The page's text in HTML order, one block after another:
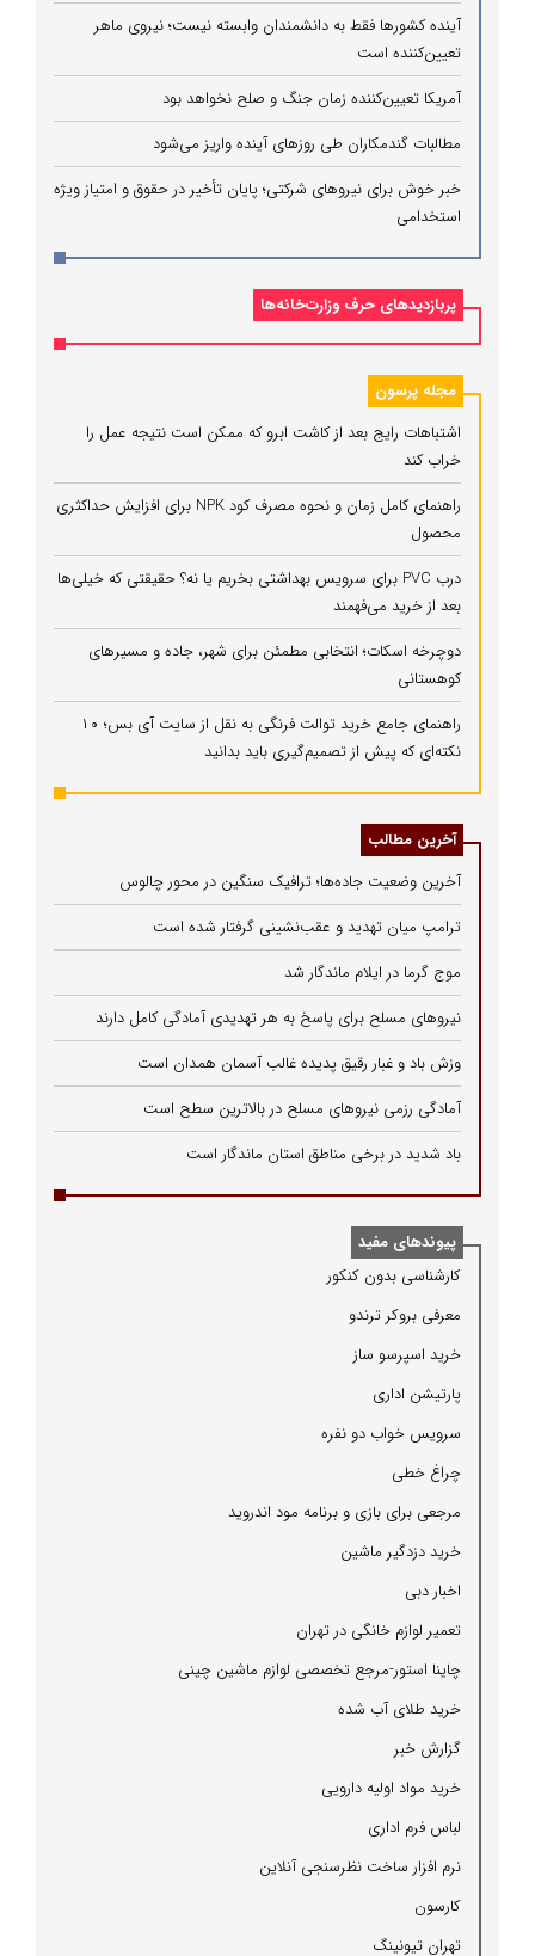
آینده کشورها فقط به دانشمندان وابسته نیست؛ نیروی ماهر
تعیین‌کننده است
آمریکا تعیین‌کننده زمان جنگ و صلح نخواهد بود
مطالبات گندمکاران طی روزهای آینده واریز می‌شود
خبر خوش برای نیروهای شرکتی؛ پایان تأخیر در حقوق و امتیاز ویژه
استخدامی
پربازدیدهای حرف وزارت‌خانه‌ها
مجله پرسون
اشتباهات رایج بعد از کاشت ابرو که ممکن است نتیجه عمل را
خراب کند
راهنمای کامل زمان و نحوه مصرف کود NPK برای افزایش حداکثری
محصول
درب PVC برای سرویس بهداشتی بخریم یا نه؟ حقیقتی که خیلی‌ها
بعد از خرید می‌فهمند
دوچرخه اسکات؛ انتخابی مطمئن برای شهر، جاده و مسیرهای
کوهستانی
راهنمای جامع خرید توالت فرنگی به نقل از سایت آی بس؛ ۱۰
نکته‌ای که پیش از تصمیم‌گیری باید بدانید
آخرین مطالب
آخرین وضعیت جاده‌ها؛ ترافیک سنگین در محور چالوس
ترامپ میان تهدید و عقب‌نشینی گرفتار شده است
موج گرما در ایلام ماندگار شد
نیروهای مسلح برای پاسخ به هر تهدیدی آمادگی کامل دارند
وزش باد و غبار رقیق پدیده غالب آسمان همدان است
آمادگی رزمی نیروهای مسلح در بالاترین سطح است
باد شدید در برخی مناطق استان ماندگار است
پیوندهای مفید
كارشناسی بدون كنكور
معرفی بروكر ترندو
خرید اسپرسو ساز
پارتیشن اداری
سرویس خواب دو نفره
چراغ خطی
مرجعی برای بازی و برنامه مود اندروید
خرید دزدگیر ماشین
اخبار دبی
تعمیر لوازم خانگی در تهران
چاینا استور-مرجع تخصصی لوازم ماشین چینی
خرید طلای آب شده
گزارش خبر
خرید مواد اولیه دارویی
لباس فرم اداری
نرم افزار ساخت نظرسنجی آنلاین
كارسون
تهران تیونینگ